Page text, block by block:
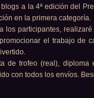
a la 4ª edición del
en la primera categoría.
los participantes,
el trabajo de
de trofeo (real),
con todos los envíos.